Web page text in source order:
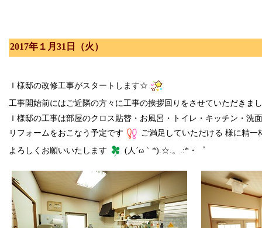
2017年１月31日（火）
Ｉ様邸の改修工事がスタートします☆
工事開始前にはご近隣の方々に工事の挨拶回りをさせていただきま
Ｉ様邸の工事は部屋のクロス貼替・お風呂・トイレ・キッチン・洗
リフォームをおこなう予定です
ご満足していただける 様に精一
よろしくお願いいたします
(人´ω｀*).☆.。.:*・゜